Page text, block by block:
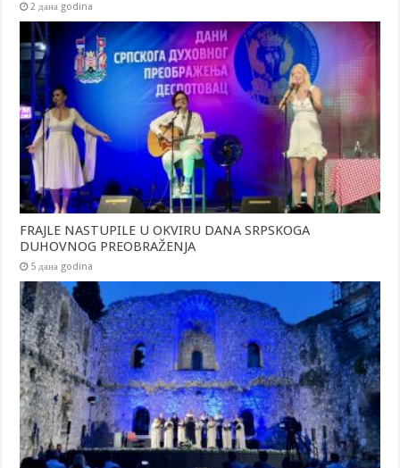
2 дана godina
FRAJLE NASTUPILE U OKVIRU DANA SRPSKOGA
DUHOVNOG PREOBRAŽENJA
5 дана godina